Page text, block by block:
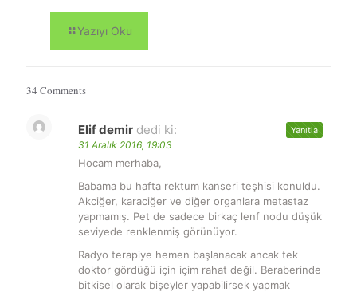
Yazıyı Oku
34 Comments
Elif demir dedi ki:
31 Aralık 2016, 19:03
Hocam merhaba,
Babama bu hafta rektum kanseri teşhisi konuldu.
Akciğer, karaciğer ve diğer organlara metastaz
yapmamış. Pet de sadece birkaç lenf nodu düşük
seviyede renklenmiş görünüyor.
Radyo terapiye hemen başlanacak ancak tek
doktor gördüğü için içim rahat değil. Beraberinde
bitkisel olarak bişeyler yapabilirsek yapmak
Yanıtla